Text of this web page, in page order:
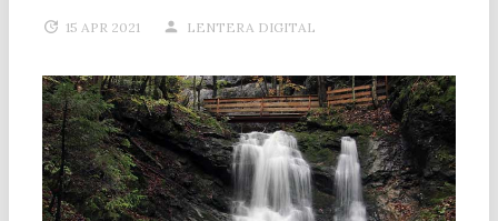
15 APR 2021 LENTERA DIGITAL